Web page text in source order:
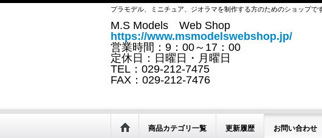
プラモデル、ミニチュア、ジオラマを制作する方のためのショップで
M.S Models Web Shop
https://www.msmodelswebshop.jp/
営業時間：9：00～17：00
定休日：日曜日・月曜日
TEL：029-212-7475
FAX：029-212-7476
商品カテゴリ一覧 更新履歴 お問い合わせ